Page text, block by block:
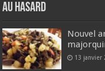
Au hasard
Nouvel
13 janvier